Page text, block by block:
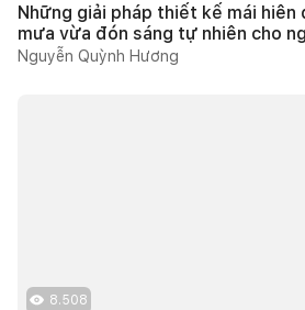
Những giải pháp thiết kế mái hiên
mưa vừa đón sáng tự nhiên cho
Nguyễn Quỳnh Hương
8.508